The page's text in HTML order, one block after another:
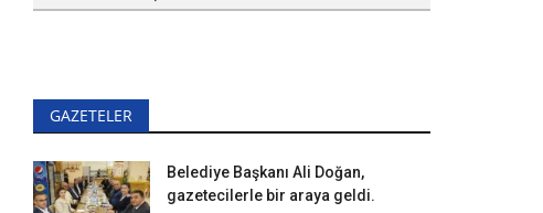
GAZETELER
Belediye Başkanı Ali Doğan,
gazetecilerle bir araya geldi.